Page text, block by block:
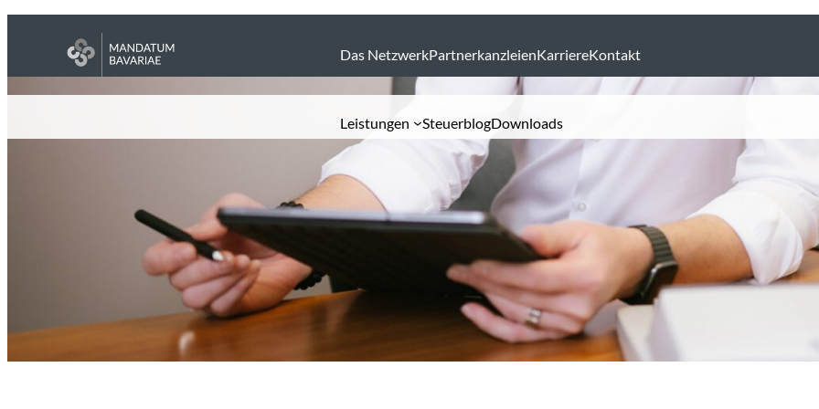
Das NetzwerkPartnerkanzleienKarriereKontakt
Leistungen SteuerblogDownloads